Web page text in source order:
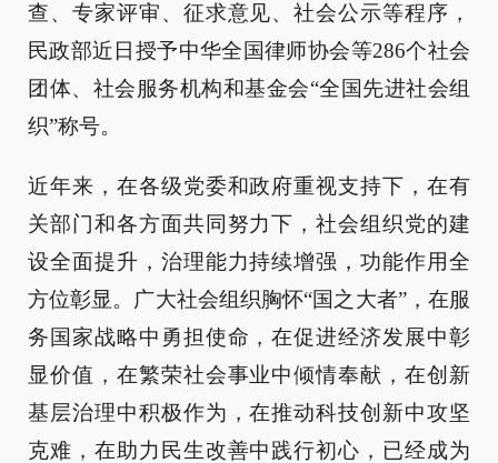
查、专家评审、征求意见、社会公示等程序，
民政部近日授予中华全国律师协会等286个社会
团体、社会服务机构和基金会“全国先进社会组
织”称号。
近年来，在各级党委和政府重视支持下，在有
关部门和各方面共同努力下，社会组织党的建
设全面提升，治理能力持续增强，功能作用全
方位彰显。广大社会组织胸怀“国之大者”，在服
务国家战略中勇担使命，在促进经济发展中彰
显价值，在繁荣社会事业中倾情奉献，在创新
基层治理中积极作为，在推动科技创新中攻坚
克难，在助力民生改善中践行初心，已经成为